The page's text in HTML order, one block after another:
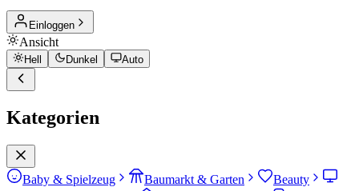
Einloggen
Ansicht
Hell Dunkel Auto
Kategorien
Baby & Spielzeug Baumarkt & Garten
Beauty